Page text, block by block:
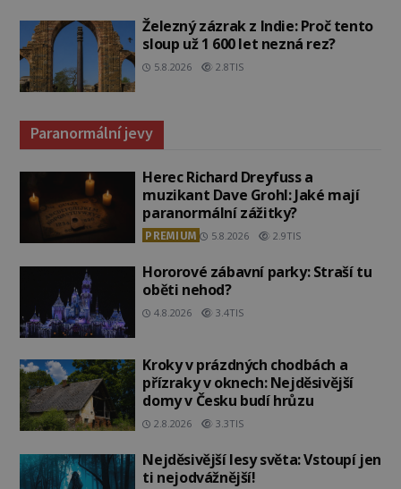
Železný zázrak z Indie: Proč tento
sloup už 1 600 let nezná rez?
5.8.2026 2.8TIS
Paranormální jevy
Herec Richard Dreyfuss a
muzikant Dave Grohl: Jaké mají
paranormální zážitky?
PREMIUM 5.8.2026 2.9TIS
Hororové zábavní parky: Straší tu
oběti nehod?
4.8.2026 3.4TIS
Kroky v prázdných chodbách a
přízraky v oknech: Nejděsivější
domy v Česku budí hrůzu
2.8.2026 3.3TIS
Nejděsivější lesy světa: Vstoupí jen
ti nejodvážnější!